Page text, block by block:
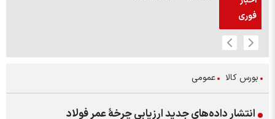
فوری
بورس کالا عمومی
انتشار داده‌های جدید ارزیابی چرخۀ عمر فولاد